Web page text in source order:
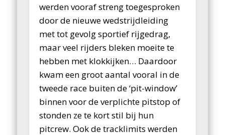
werden vooraf streng toegesproken
door de nieuwe wedstrijdleiding
met tot gevolg sportief rijgedrag,
maar veel rijders bleken moeite te
hebben met klokkijken… Daardoor
kwam een groot aantal vooral in de
tweede race buiten de ‘pit-window’
binnen voor de verplichte pitstop of
stonden ze te kort stil bij hun
pitcrew. Ook de tracklimits werden